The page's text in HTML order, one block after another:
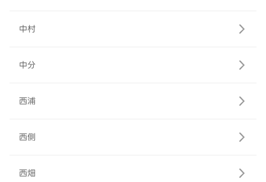
中村
中分
西浦
西側
西畑